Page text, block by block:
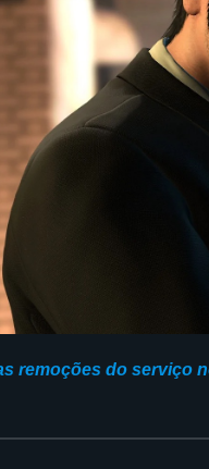
remoções do serviço